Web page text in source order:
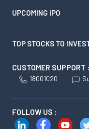
UPCOMING IPO
TOP STOCKS TO
CUSTOMER SUPPORT :
18001020
FOLLOW US :